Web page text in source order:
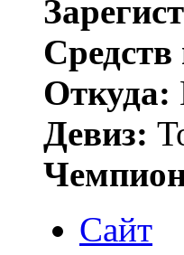
Средств
Откуда:
Девиз:
Сайт